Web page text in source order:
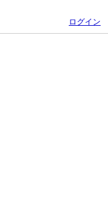
ログイン